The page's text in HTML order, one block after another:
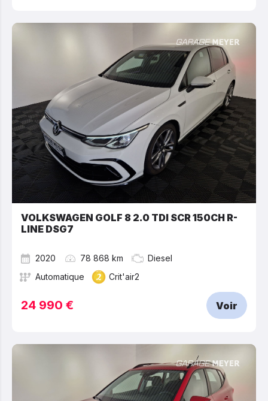
VOLKSWAGEN GOLF 8 2.0 TDI SCR 150CH R-
LINE DSG7
2020 78 868 km
Diesel
Automatique
Crit'air2
24 990 € Voir